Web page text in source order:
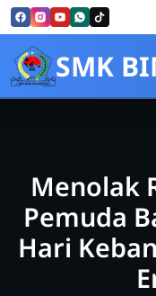
Skip to Content
SMK
Menolak
Pemuda
Hari